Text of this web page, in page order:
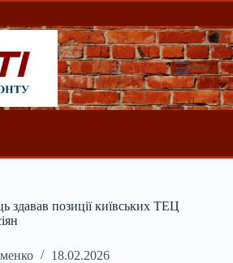
здавав позиції київських ТЕЦ
18.02.2026